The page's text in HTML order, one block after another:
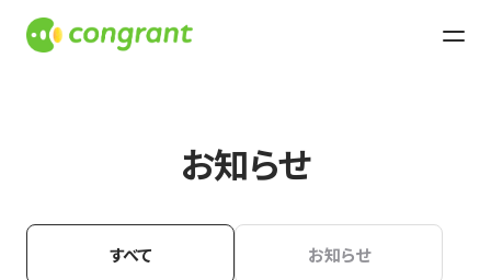
お知らせ
すべて お知らせ